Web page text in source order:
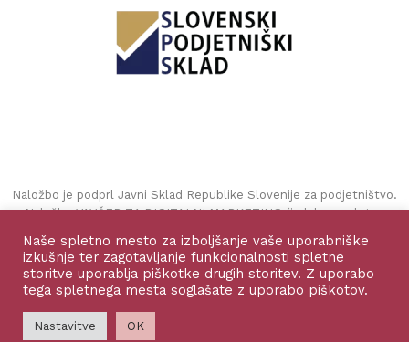
Naložbo je podprl Javni Sklad Republike Slovenije za podjetništvo.
Naložbo VAVČER ZA DIGITALNI MARKETING (izdelava spletne
Evropska unija iz Evropskega sklada za regionalni razvoj.
©2025 Sun of Art, vse pravice zadržane
Naše spletno mesto za izboljšanje vaše uporabniške
izkušnje ter zagotavljanje funkcionalnosti spletne
storitve uporablja piškotke drugih storitev. Z uporabo
tega spletnega mesta soglašate z uporabo piškotov.
Nastavitve OK